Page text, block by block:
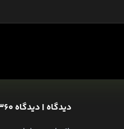
دیدگاه | دیدگاه 360